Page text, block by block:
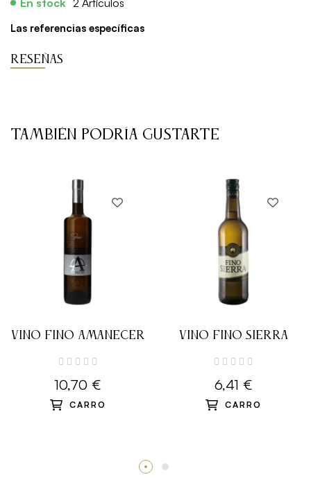
Las referencias específicas
RESEÑAS
TAMBIÉN PODRÍA GUSTARTE
VINO FINO AMANECER
10,70 €
CARRO
VINO FINO SIERRA
6,41 €
CARRO